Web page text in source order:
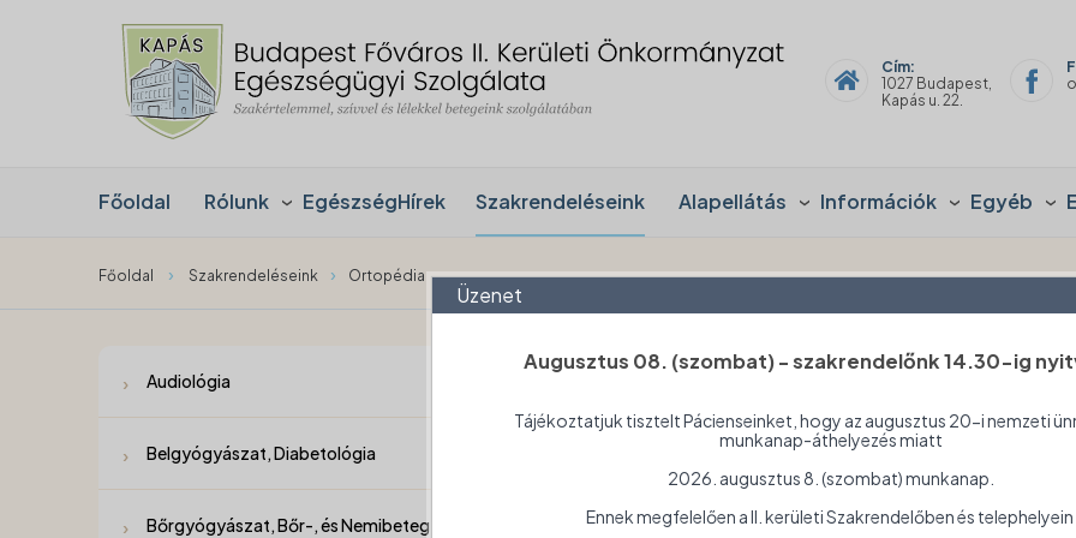
Cím:
1027 Budapest,
Kapás u. 22.
Főoldal Rólunk EgészségHírek Szakrendeléseink Alapellátás Információk Egyéb
Főoldal › Szakrendeléseink › Ortopédia
Audiológia
Belgyógyászat, Diabetológia
Bőrgyógyászat, Bőr-, és Nemibeteg
Ortopédia
1027 Budapest, Kapás u. 22.
Üzenet
Augusztus 08. (szombat) - szakrendelőnk 14.30-ig
Tájékoztatjuk tisztelt Pácienseinket, hogy az augusztus 20-i nemzeti
munkanap-áthelyezés miatt
2026. augusztus 8. (szombat) munkanap.
Ennek megfelelően a II. kerületi Szakrendelőben és telephelyein